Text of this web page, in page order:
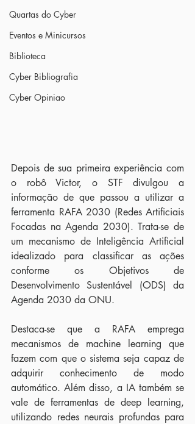
Quartas do Cyber
Eventos e Minicursos
Biblioteca
Cyber Bibliografia
Cyber Opiniao
Depois de sua primeira experiência com
o robô Victor, o STF divulgou a
informação de que passou a utilizar a
ferramenta RAFA 2030 (Redes Artificiais
Focadas na Agenda 2030). Trata-se de
um mecanismo de Inteligência Artificial
idealizado para classificar as ações
conforme os Objetivos de
Desenvolvimento Sustentável (ODS) da
Agenda 2030 da ONU.
Destaca-se que a RAFA emprega
mecanismos de machine learning que
fazem com que o sistema seja capaz de
adquirir conhecimento de modo
automático. Além disso, a IA também se
vale de ferramentas de deep learning,
utilizando redes neurais profundas para